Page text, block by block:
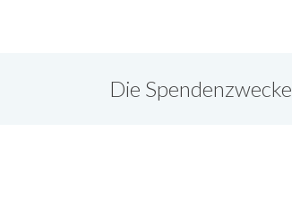
Die Spendenzwecke